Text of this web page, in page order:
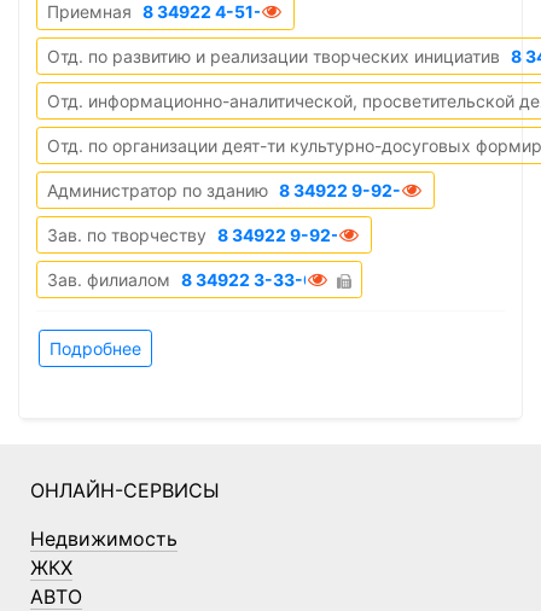
Приемная 8 34922 4-51-63
Отд. по развитию и реализации творческих инициатив 8
Отд. информационно-аналитической, просветительской
Отд. по организации деят-ти культурно-досуговых
Администратор по зданию 8 34922 9-92-80
Зав. по творчеству 8 34922 9-92-88
Зав. филиалом 8 34922 3-33-08
Подробнее
ОНЛАЙН-СЕРВИСЫ
Недвижимость
ЖКХ
АВТО